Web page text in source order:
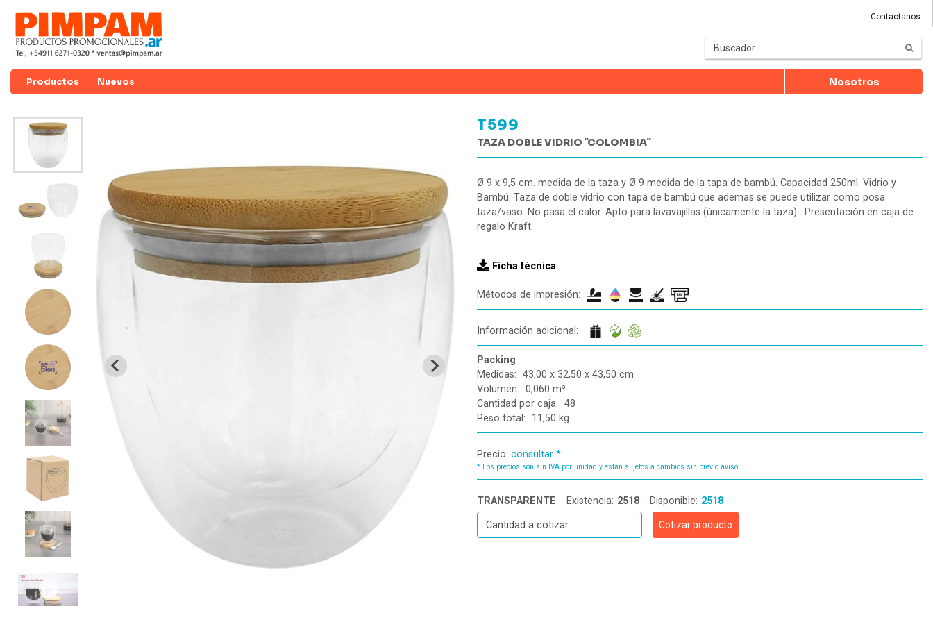
Contactanos
Productos Nuevos Nosotros
T599
TAZA DOBLE VIDRIO ¨COLOMBIA¨
Ø 9 x 9,5 cm. medida de la taza y Ø 9 medida de la tapa de bambú. Capacidad 250ml. Vidrio y
Bambú. Taza de doble vidrio con tapa de bambú que ademas se puede utilizar como posa
taza/vaso. No pasa el calor. Apto para lavavajillas (únicamente la taza) . Presentación en caja de
regalo Kraft.
Ficha técnica
Métodos de impresión:
Información adicional:
Packing
Medidas: 43,00 x 32,50 x 43,50 cm
Volumen: 0,060 m³
Cantidad por caja: 48
Peso total:
11,50 kg
Precio: consultar *
* Los precios son sin IVA por unidad y están sujetos a cambios sin previo aviso
TRANSPARENTE Existencia: 2518 Disponible: 2518
Cotizar producto